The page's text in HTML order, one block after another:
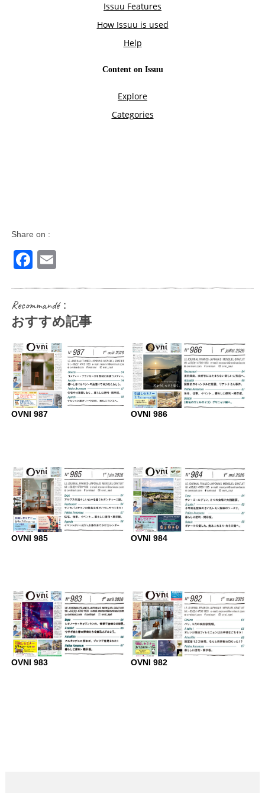
Share on :
Facebook
Recommandé：
おすすめ記事
OVNI 987 OVNI 986
OVNI 985 OVNI 984
OVNI 983 OVNI 982